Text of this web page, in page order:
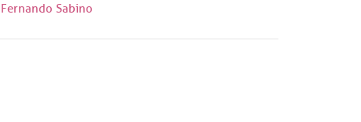
Fernando Sabino